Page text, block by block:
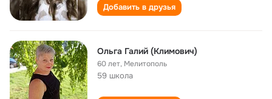
Добавить в друзья
Ольга Галий (Климович)
60 лет, Мелитополь
59 школа